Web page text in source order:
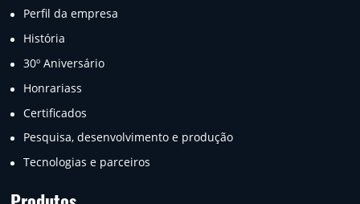
Perfil da empresa
História
30º Aniversário
Honrariass
Certificados
Pesquisa, desenvolvimento e produção
Tecnologias e parceiros